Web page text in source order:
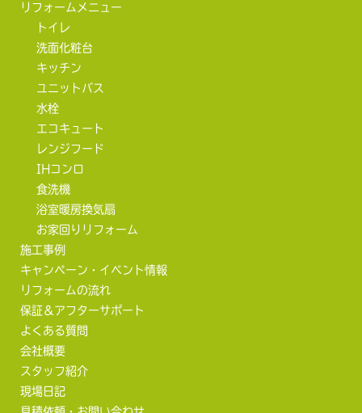
リフォームメニュー
トイレ
洗面化粧台
キッチン
ユニットバス
水栓
エコキュート
レンジフード
IHコンロ
食洗機
浴室暖房換気扇
お家回りリフォーム
施工事例
キャンペーン・イベント情報
リフォームの流れ
保証＆アフターサポート
よくある質問
会社概要
スタッフ紹介
現場日記